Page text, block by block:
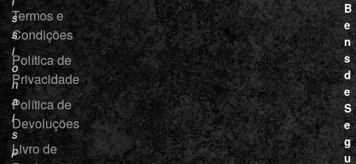
s
s
i
o
n
a
i
s
p
Termos e
Condições
Política de
Privacidade
Política de
Devoluções
Livro de
B
e
n
s
d
e
S
e
g
u